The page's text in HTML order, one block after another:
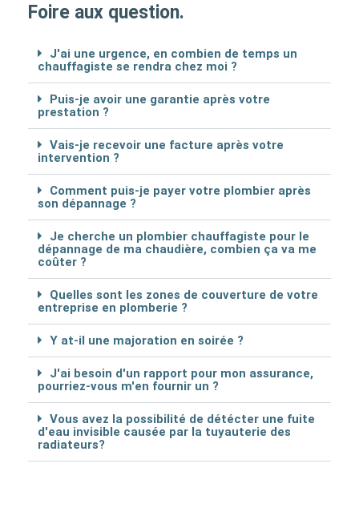
Foire aux question.
J'ai une urgence, en combien de temps un
chauffagiste se rendra chez moi ?
Puis-je avoir une garantie après votre
prestation ?
Vais-je recevoir une facture après votre
intervention ?
Comment puis-je payer votre plombier après
son dépannage ?
Je cherche un plombier chauffagiste pour le
dépannage de ma chaudière, combien ça va me
coûter ?
Quelles sont les zones de couverture de votre
entreprise en plomberie ?
Y at-il une majoration en soirée ?
J'ai besoin d'un rapport pour mon assurance,
pourriez-vous m'en fournir un ?
Vous avez la possibilité de détécter une fuite
d'eau invisible causée par la tuyauterie des
radiateurs?